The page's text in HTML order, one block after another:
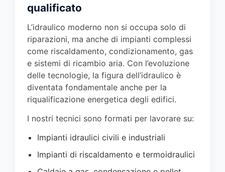
qualificato
L’idraulico moderno non si occupa solo di
riparazioni, ma anche di impianti complessi
come riscaldamento, condizionamento, gas
e sistemi di ricambio aria. Con l’evoluzione
delle tecnologie, la figura dell’idraulico è
diventata fondamentale anche per la
riqualificazione energetica degli edifici.
I nostri tecnici sono formati per lavorare su:
Impianti idraulici civili e industriali
Impianti di riscaldamento e termoidraulici